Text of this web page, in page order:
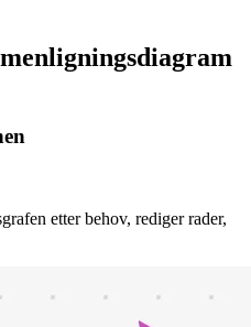
etter behov, rediger rader,